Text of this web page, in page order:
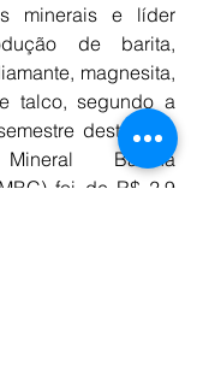
minerais e líder
de barita,
magnesita,
talco, segundo a
deste ano,
Baiana
foi de R$ 2,9